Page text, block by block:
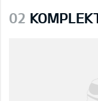
02